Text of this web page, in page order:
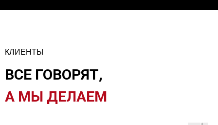
КЛИЕНТЫ
А МЫ ДЕЛАЕМ
ВСЕ ГОВОРЯТ,